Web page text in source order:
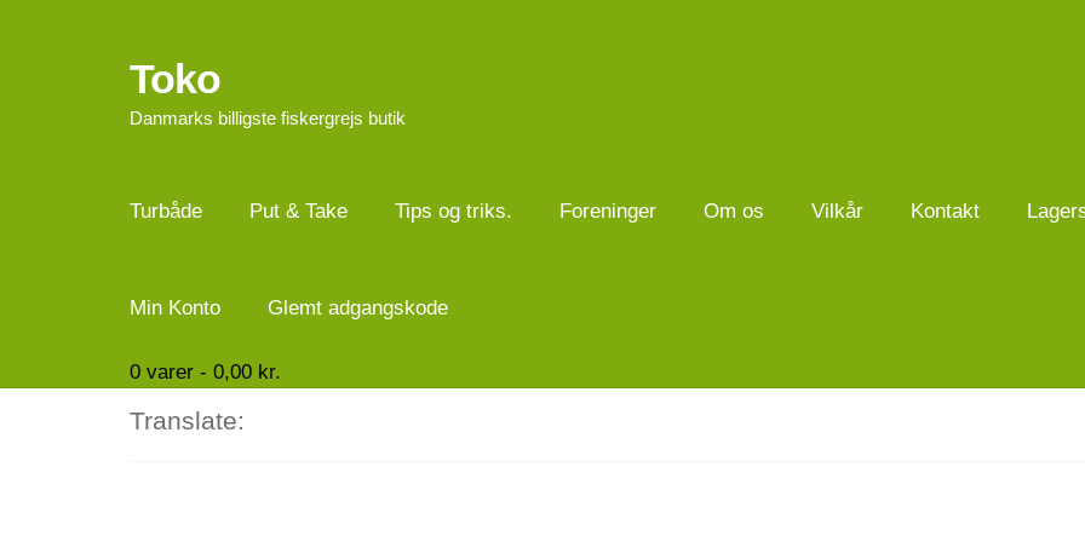
Spring
til
navigation
Spring
til
indhold
Toko
Danmarks billigste fiskergrejs butik
Turbåde Put & Take Tips og triks. Foreninger Om os Vilkår Kontakt
Min Konto Glemt adgangskode
0varer - 0,00 kr.
Translate: